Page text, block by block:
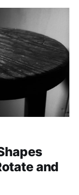
and